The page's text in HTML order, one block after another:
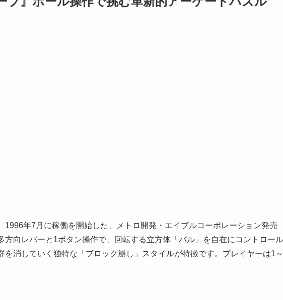
1996年7月に稼働を開始した、メトロ開発・エイブルコーポレーション発売
方向レバーと1ボタン操作で、回転する立方体「バル」を自在にコントロール
を消していく独特な「ブロック崩し」スタイルが特徴です。プレイヤーは1～